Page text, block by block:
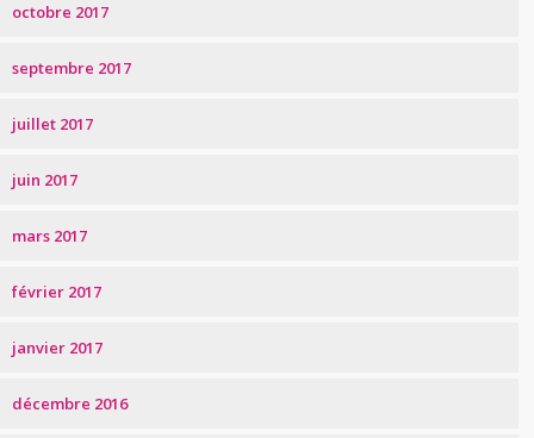
octobre 2017
septembre 2017
juillet 2017
juin 2017
mars 2017
février 2017
janvier 2017
décembre 2016